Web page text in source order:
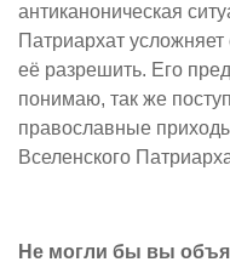
антиканоническая
Патриархат
её разрешить. Его
понимаю, так же
православные
Вселенского
Не могли бы вы